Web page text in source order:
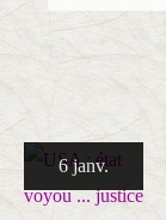
6 janv.